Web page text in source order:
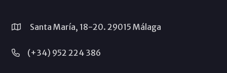
Santa María, 18-20. 29015 Málaga
(+34) 952 224 386